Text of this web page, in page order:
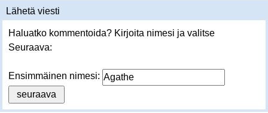
Lähetä viesti
Haluatko kommentoida? Kirjoita nimesi ja valitse
Seuraava:
Ensimmäinen nimesi: